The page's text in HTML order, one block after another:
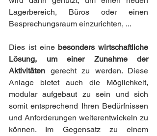
Lagerbereich, Büros oder einen
Besprechungsraum einzurichten, ...
Dies ist eine besonders wirtschaftliche
Lösung, um einer Zunahme der
Aktivitäten gerecht zu werden. Diese
Anlage bietet auch die Möglichkeit,
modular aufgebaut zu sein und sich
somit entsprechend Ihren Bedürfnissen
und Anforderungen weiterentwickeln zu
können. Im Gegensatz zu einem